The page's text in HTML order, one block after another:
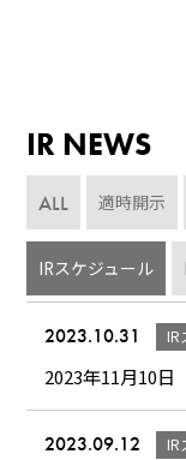
IR NEWS
ALL 適時開示
IRスケジュール
2023.10.31 IR
2023年11月10
2023.09.12 IR